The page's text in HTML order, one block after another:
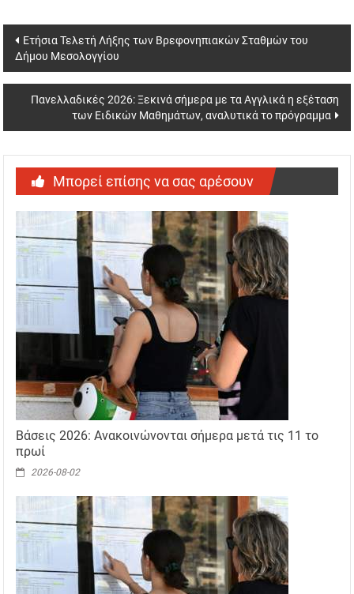
Post
navigation
Ετήσια Τελετή Λήξης των Βρεφονηπιακών Σταθμών του
Δήμου Μεσολογγίου
Πανελλαδικές 2026: Ξεκινά σήμερα με τα Αγγλικά η εξέταση
των Ειδικών Μαθημάτων, αναλυτικά το πρόγραμμα
Μπορεί επίσης να σας αρέσουν
Βάσεις 2026: Ανακοινώνονται σήμερα μετά τις 11 το
πρωί
2026-08-02